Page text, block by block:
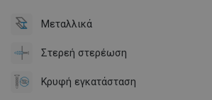
Μεταλλικά
Στερεή στερέωση
Κρυφή εγκατάσταση